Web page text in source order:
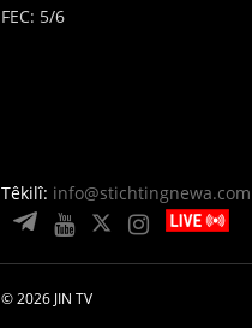
FEC: 5/6
Têkilî: info@stichtingnewa.com
© 2026 JIN TV